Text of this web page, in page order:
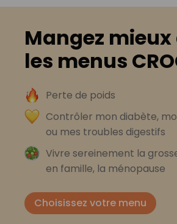
Mangez
les menus
Perte de poids
Contrôler mon diabète,
ou mes troubles digestifs
Vivre sereinement la
en famille, la ménopause
Choisissez votre menu